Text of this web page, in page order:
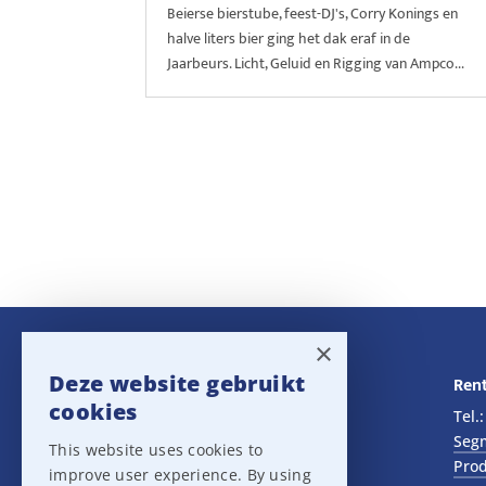
Beierse bierstube, feest-DJ's, Corry Konings en
halve liters bier ging het dak eraf in de
Jaarbeurs. Licht, Geluid en Rigging van Ampco...
Navigatie
×
Deze website gebruikt
cookies
This website uses cookies to
improve user experience. By using